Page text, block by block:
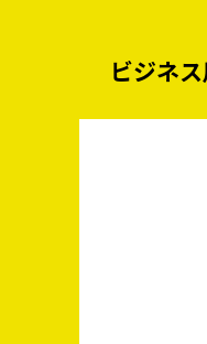
ビジネ